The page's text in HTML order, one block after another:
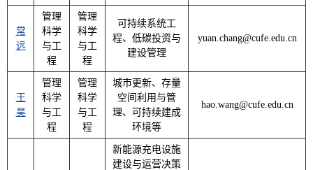
常
远
管理
科学
与工
程
管理
科学
与工
程
可持续系统工
程、低碳投资与
建设管理
yuan.chang@cufe.edu.cn
王
昊
管理
科学
与工
程
管理
科学
与工
程
城市更新、存量
空间利用与管
理、可持续建成
环境等
hao.wang@cufe.edu.cn
新能源充电设施
建设与运营决策